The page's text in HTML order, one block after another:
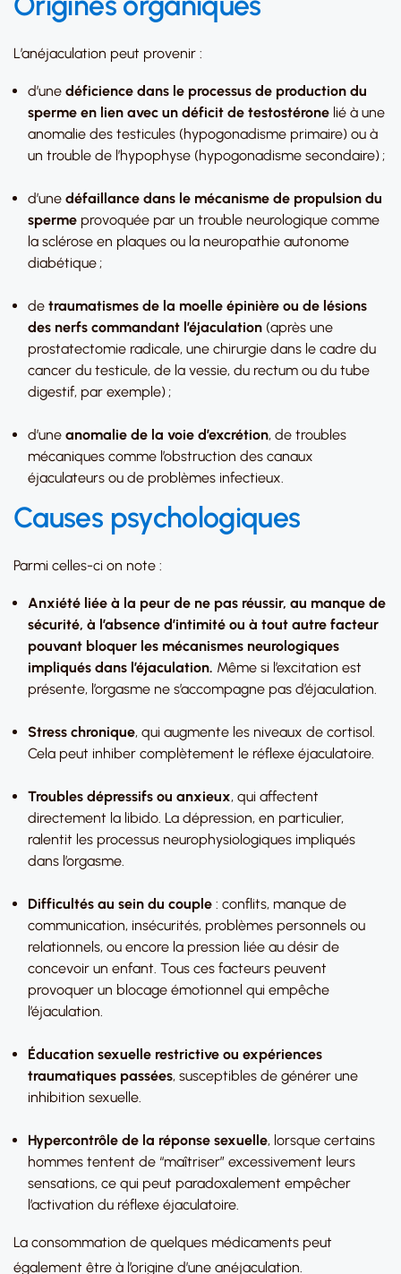
L’anéjaculation peut provenir :
d’une déficience dans le processus de production du
sperme en lien avec un déficit de testostérone lié à une
anomalie des testicules (hypogonadisme primaire) ou à
un trouble de l’hypophyse (hypogonadisme secondaire) ;
d’une défaillance dans le mécanisme de propulsion du
sperme provoquée par un trouble neurologique comme
la sclérose en plaques ou la neuropathie autonome
diabétique ;
de traumatismes de la moelle épinière ou de lésions
des nerfs commandant l’éjaculation (après une
prostatectomie radicale, une chirurgie dans le cadre du
cancer du testicule, de la vessie, du rectum ou du tube
digestif, par exemple) ;
d’une anomalie de la voie d’excrétion, de troubles
mécaniques comme l’obstruction des canaux
éjaculateurs ou de problèmes infectieux.
Causes psychologiques
Parmi celles-ci on note :
Anxiété liée à la peur de ne pas réussir, au manque de
sécurité, à l’absence d’intimité ou à tout autre facteur
pouvant bloquer les mécanismes neurologiques
impliqués dans l’éjaculation. Même si l’excitation est
présente, l’orgasme ne s’accompagne pas d’éjaculation.
Stress chronique, qui augmente les niveaux de cortisol.
Cela peut inhiber complètement le réflexe éjaculatoire.
Troubles dépressifs ou anxieux, qui affectent
directement la libido. La dépression, en particulier,
ralentit les processus neurophysiologiques impliqués
dans l’orgasme.
Difficultés au sein du couple : conflits, manque de
communication, insécurités, problèmes personnels ou
relationnels, ou encore la pression liée au désir de
concevoir un enfant. Tous ces facteurs peuvent
provoquer un blocage émotionnel qui empêche
l’éjaculation.
Éducation sexuelle restrictive ou expériences
traumatiques passées, susceptibles de générer une
inhibition sexuelle.
Hypercontrôle de la réponse sexuelle, lorsque certains
hommes tentent de “maîtriser” excessivement leurs
sensations, ce qui peut paradoxalement empêcher
l’activation du réflexe éjaculatoire.
La consommation de quelques médicaments peut
également être à l’origine d’une anéjaculation.